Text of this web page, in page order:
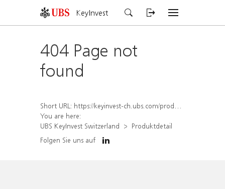
KeyInvest
404 Page not
found
Short URL: https://keyinvest-ch.ubs.com/produkt/detail/index/isin/CH1572312812
You are here:
UBS KeyInvest Switzerland
Produktdetail
Folgen Sie uns auf